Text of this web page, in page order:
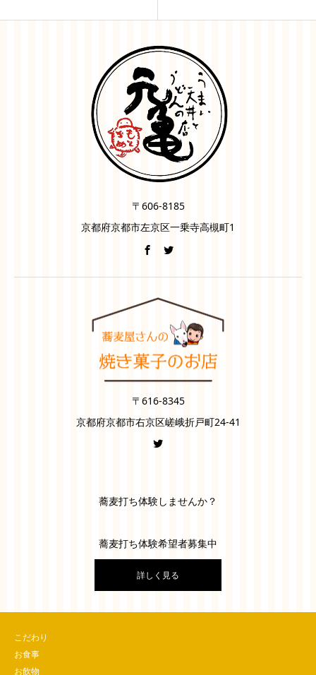
〒606-8185
京都府京都市左京区一乗寺高槻町1
〒616-8345
京都府京都市右京区嵯峨折戸町24-41
蕎麦打ち体験しませんか？
蕎麦打ち体験希望者募集中
詳しく見る
こだわり
お食事
お飲物